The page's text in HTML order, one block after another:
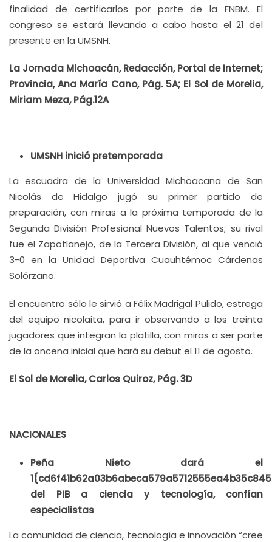
finalidad de certificarlos por parte de la FNBM. El
congreso se estará llevando a cabo hasta el 21 del
presente en la UMSNH.
La Jornada Michoacán, Redacción, Portal de Internet;
Provincia, Ana María Cano, Pág. 5A; El Sol de Morelia,
Miriam Meza, Pág.12A
UMSNH inició pretemporada
La escuadra de la Universidad Michoacana de San
Nicolás de Hidalgo jugó su primer partido de
preparación, con miras a la próxima temporada de la
Segunda División Profesional Nuevos Talentos; su rival
fue el Zapotlanejo, de la Tercera División, al que venció
3-0 en la Unidad Deportiva Cuauhtémoc Cárdenas
Solórzano.
El encuentro sólo le sirvió a Félix Madrigal Pulido, estrega
del equipo nicolaita, para ir observando a los treinta
jugadores que integran la platilla, con miras a ser parte
de la oncena inicial que hará su debut el 11 de agosto.
El Sol de Morelia, Carlos Quiroz, Pág. 3D
NACIONALES
Peña Nieto dará el
del PIB a ciencia y tecnología, confían
especialistas
La comunidad de ciencia, tecnología e innovación “cree